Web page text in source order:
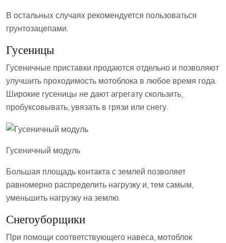
В остальных случаях рекомендуется пользоваться
грунтозацепами.
Гусеницы
Гусеничные приставки продаются отдельно и позволяют
улучшить проходимость мотоблока в любое время года.
Широкие гусеницы не дают агрегату скользить,
пробуксовывать, увязать в грязи или снегу.
Гусеничный модуль
Большая площадь контакта с землей позволяет
равномерно распределить нагрузку и, тем самым,
уменьшить нагрузку на землю.
Снегоуборщики
При помощи соответствующего навеса, мотоблок